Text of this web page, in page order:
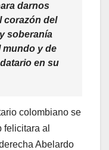
darnos
corazón del
soberanía
mundo y de
en su
colombiano se
al
Abelardo